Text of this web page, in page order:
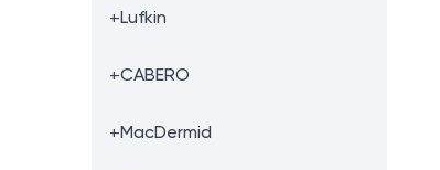
+Lufkin
+CABERO
+MacDermid